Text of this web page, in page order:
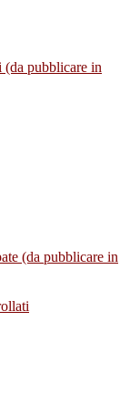
pubblicare in
(da pubblicare in